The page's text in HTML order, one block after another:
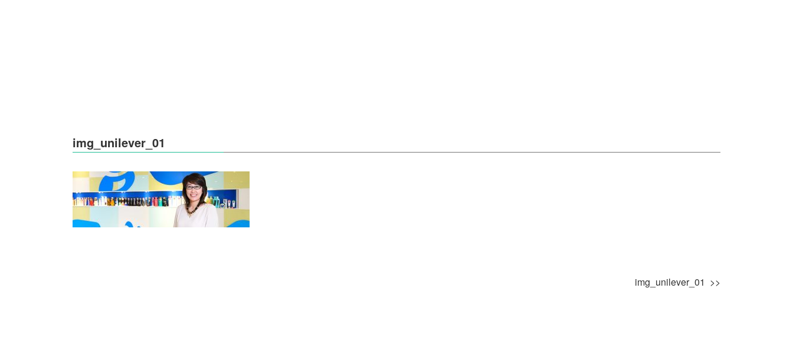
img_unilever_01
img_unilever_01